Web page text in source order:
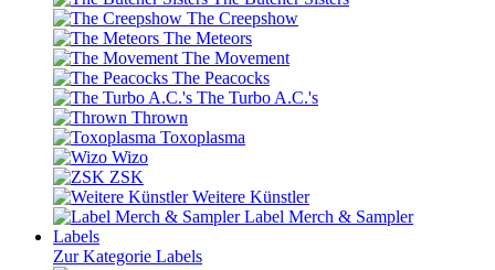
The Creepshow
The Meteors
The Movement
The Peacocks
The Turbo A.C.'s
Thrown
Toxoplasma
Wizo
ZSK
Weitere Künstler
Label Merch & Sampler
Labels
Zur Kategorie Labels